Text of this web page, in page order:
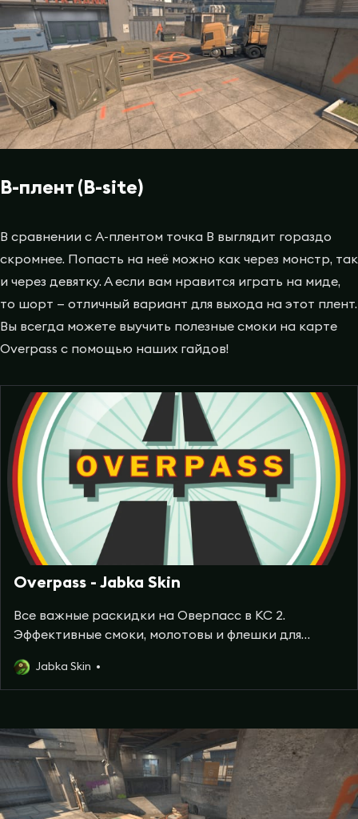
B-плент (B-site)
В сравнении с A-плентом точка B выглядит гораздо
скромнее. Попасть на неё можно как через монстр, так
и через девятку. А если вам нравится играть на миде,
то шорт — отличный вариант для выхода на этот плент.
Вы всегда можете выучить полезные смоки на карте
Overpass с помощью наших гайдов!
Overpass - Jabka Skin
Все важные раскидки на Оверпасс в КС 2.
Эффективные смоки, молотовы и флешки для
профессионалов.
Jabka Skin